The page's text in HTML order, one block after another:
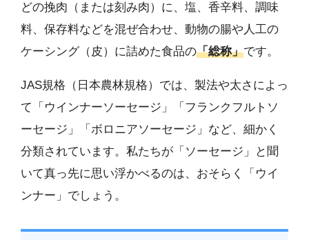
どの挽肉（または刻み肉）に、塩、香辛料、調味
料、保存料などを混ぜ合わせ、動物の腸や人工の
ケーシング（皮）に詰めた食品の「総称」です。
JAS規格（日本農林規格）では、製法や太さによっ
て「ウインナーソーセージ」「フランクフルトソ
ーセージ」「ボロニアソーセージ」など、細かく
分類されています。私たちが「ソーセージ」と聞
いて真っ先に思い浮かべるのは、おそらく「ウイ
ンナー」でしょう。